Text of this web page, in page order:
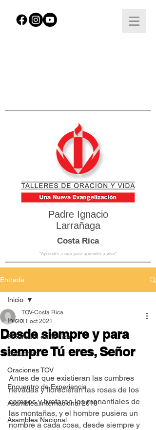
Padre Ignacio
Larrañaga
Costa Rica
“Aprender a orar para aprender a vivir”
Entrada
Inicio
El Sentido de la Vida
Encuentro
Oraciones TOV
Encuentro de Experiencia
Asamblea Internacional 2018
Asamblea Nacional
Inicio
Desde siempre y para
siempre Tú eres, Señor
TOV-Costa Rica
11 oct 2021
Antes de que existieran las cumbres
nevadas y florecieran las rosas de los
campos y brotaran los manantiales de
las montañas, y el hombre pusiera un
nombre a cada cosa, desde siempre y